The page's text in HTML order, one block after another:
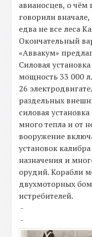
авианосцев, о чём
говорили
едва не все леса
Окончательный
«Аввакум»
Силовая
мощность 33 000
26
раздельных
силовая
много тепла и от
вооружение
установок
назначения и
орудий. Корабли
двухмоторных
истребителей.
-
-